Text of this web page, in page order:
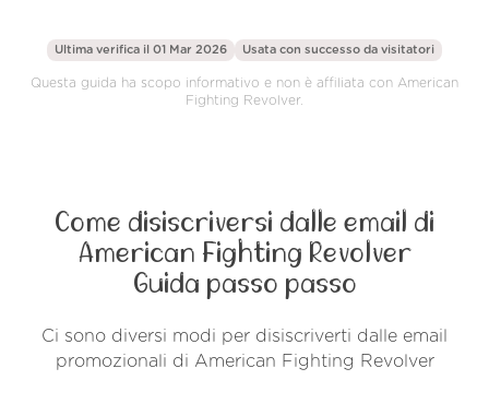
Ultima verifica il 01 Mar 2026 Usata con successo da visitatori
Questa guida ha scopo informativo e non è affiliata con American
Fighting Revolver.
Come disiscriversi dalle email di
American Fighting Revolver
Guida passo passo
Ci sono diversi modi per disiscriverti dalle email
promozionali di American Fighting Revolver